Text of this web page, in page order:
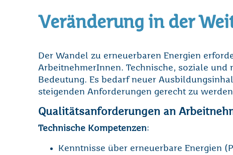
Veränderung in der
Der Wandel zu erneuerbaren Energien
ArbeitnehmerInnen. Technische, soziale
Bedeutung. Es bedarf neuer
steigenden Anforderungen gerecht zu
Qualitätsanforderungen an
Technische Kompetenzen:
Kenntnisse über erneuerbare Energien